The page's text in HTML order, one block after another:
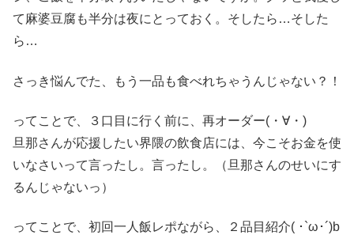
て麻婆豆腐も半分は夜にとっておく。そしたら…そした
ら…
さっき悩んでた、もう一品も食べれちゃうんじゃない？！
ってことで、３口目に行く前に、再オーダー(・∀・)
旦那さんが応援したい界隈の飲食店には、今こそお金を使
いなさいって言ったし。言ったし。（旦那さんのせいにす
るんじゃないっ）
ってことで、初回一人飯レポながら、２品目紹介( ･`ω･´)b